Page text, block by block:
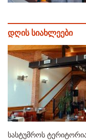
დღის სიახლეები
სასტუმროს